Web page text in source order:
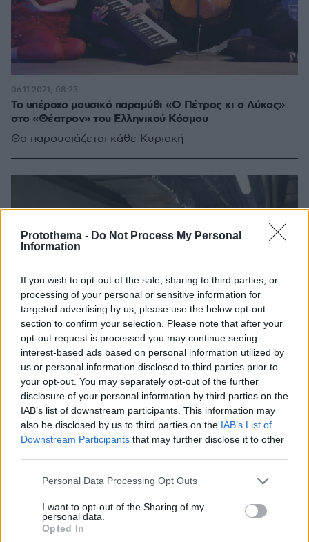
Protothema - Do Not Process My Personal
Information
If you wish to opt-out of the sale, sharing to third parties, or
processing of your personal or sensitive information for
targeted advertising by us, please use the below opt-out
section to confirm your selection. Please note that after your
opt-out request is processed you may continue seeing
interest-based ads based on personal information utilized by
us or personal information disclosed to third parties prior to
your opt-out. You may separately opt-out of the further
disclosure of your personal information by third parties on the
IAB’s list of downstream participants. This information may
also be disclosed by us to third parties on the IAB’s List of
Downstream Participants that may further disclose it to other
Please note that this website/app uses one or more Google
not limited to your visit or usage behaviour. You may click to
grant or deny consent to Google and its third-party tags to
use your data for below specified purposes in below Google
Personal Data Processing Opt Outs
I want to opt-out of the Sharing of my
personal data.
Opted In
Το υπέροχο μουσικό παραμύθι «Ο Πέτρος κι ο Λύκος»
στο «Θέατρον» του Ελληνικού Κόσμου
Θα παρουσιάζεται κάθε Κυριακή
06.11.2021, 08:23
Ελληνικός Κόσμος του Ιδρύματος Μείζονος Ελληνισμού
- Δείτε φωτογραφίες
15.10.2021, 20:14